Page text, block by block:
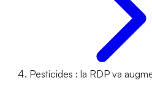
Pesticides : la RDP va